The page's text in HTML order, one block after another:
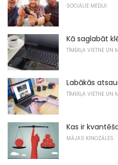
SOCIĀLIE MĒDIJI
Kā saglabāt
TĪMEKĻA VIETNE UN
Labākās
TĪMEKĻA VIETNE UN
Kas ir
MĀJAS KINOZĀLES